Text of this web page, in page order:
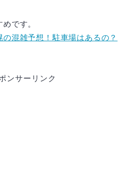
です。
の混雑予想！駐車場はあるの？
ンサーリンク